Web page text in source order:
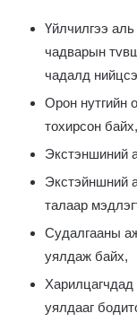
Үйлчилгээ
чадварын
чадалд
Орон нутгийн
тохирсон байх,
Экстэншиний
Экстэйншний
талаар
Судалгааны
уялдаж байх,
уялдааг